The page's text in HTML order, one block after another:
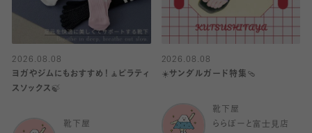
2026.08.08
ヨガやジムにもおすすめ！🧘ピラティ
スソックス🍃
靴下屋
2026.08.08
☀️サンダルガード特集🩴
靴下屋
ららぽーと富士見店